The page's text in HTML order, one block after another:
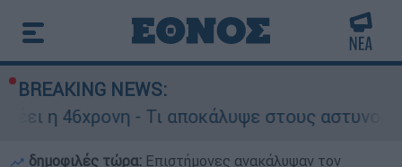
BREAKING NEWS:
η 46χρονη - Τι αποκάλυψε στους
δημοφιλές τώρα: Επιστήμονες ανακάλυψαν τον